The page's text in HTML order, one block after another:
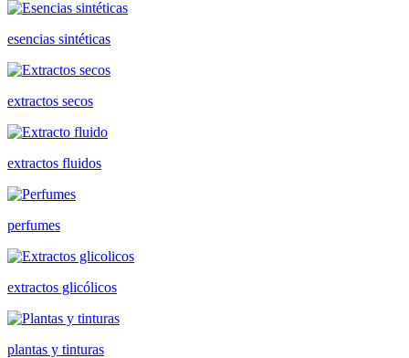
esencias sintéticas
extractos secos
extractos fluidos
perfumes
extractos glicólicos
plantas y tinturas